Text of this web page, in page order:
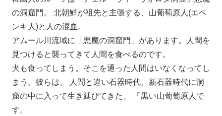
の洞窟門。 北朝鮮が祖先と主張する、山葡萄原人(エベ
ンキ人)と人の混血。
アムール川流域に「悪魔の洞窟門」があります。人間を
見つけると襲ってきて人間を食べるのです。
犬も食ってしまう。そこを通った人間はいなくなってし
まう。彼らは、 人間と違い石器時代、新石器時代に洞
窟の中に入って生き延びてきた、 「黒い山葡萄原人で
す。